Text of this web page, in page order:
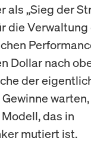
als „Sieg der
die
Dollar nach
der
das in
mutiert ist.